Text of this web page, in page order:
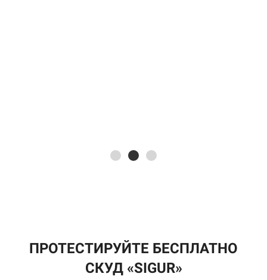
ПРОТЕСТИРУЙТЕ БЕСПЛАТНО
СКУД «SIGUR»